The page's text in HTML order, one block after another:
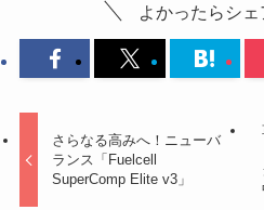
よかったらシェ
さらなる高みへ！ニューバ
ランス「Fuelcell
SuperComp Elite v3」